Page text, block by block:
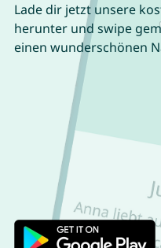
Lade dir jetzt unsere
herunter und swipe
einen wunderschönen